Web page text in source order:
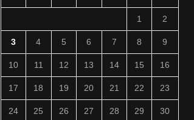
1 2
3 4 5 6 7 8 9
10 11 12 13 14 15 16
17 18 19 20 21 22 23
24 25 26 27 28 29 30